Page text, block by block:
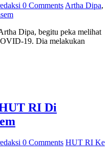
0 Comments Artha Dipa,
Dipa, begitu peka melihat
19. Dia melakukan
RI Di
0 Comments HUT RI Ke